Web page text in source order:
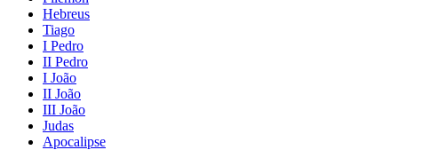
Hebreus
Tiago
I Pedro
II Pedro
I João
II João
III João
Judas
Apocalipse